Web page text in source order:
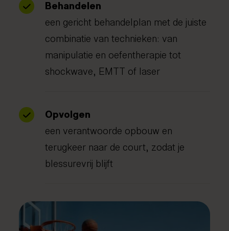
Behandelen
een gericht behandelplan met de juiste
combinatie van technieken: van
manipulatie en oefentherapie tot
shockwave, EMTT of laser
Opvolgen
een verantwoorde opbouw en
terugkeer naar de court, zodat je
blessurevrij blijft